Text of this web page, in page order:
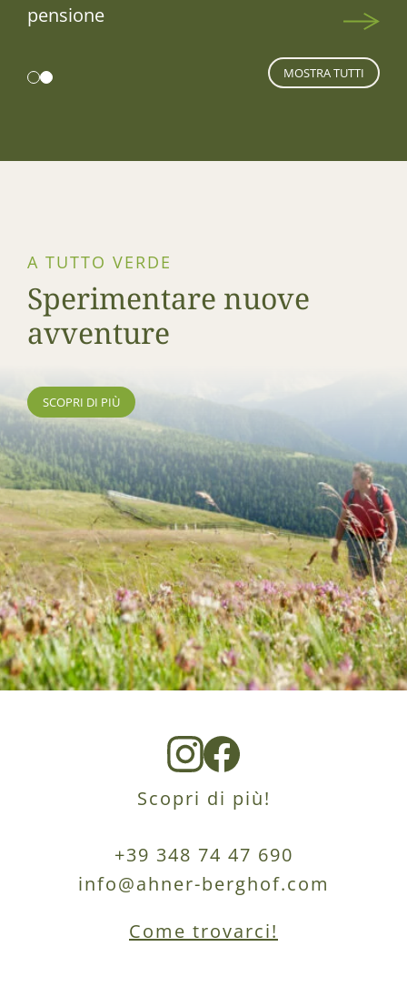
pensione
MOSTRA TUTTI
A TUTTO VERDE
Sperimentare nuove
avventure
SCOPRI DI PIÙ
Scopri di più!
+39 348 74 47 690
info@ahner-berghof.com
Come trovarci!